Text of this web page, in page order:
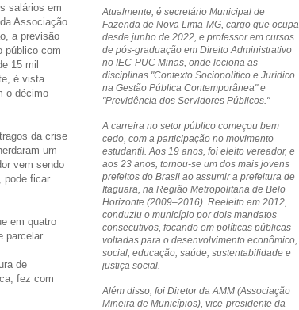
salários em
Associação
a previsão
público com
15 mil
é vista
o décimo
da crise
um
vem sendo
pode ficar
em quatro
parcelar.
de
fez com
Atualmente, é secretário Municipal de
Fazenda de Nova Lima-MG, cargo que ocupa
desde junho de 2022, e professor em cursos
de pós-graduação em Direito Administrativo
no IEC-PUC Minas, onde leciona as
disciplinas "Contexto Sociopolítico e Jurídico
na Gestão Pública Contemporânea" e
"Previdência dos Servidores Públicos."
A carreira no setor público começou bem
cedo, com a participação no movimento
estudantil. Aos 19 anos, foi eleito vereador, e
aos 23 anos, tornou-se um dos mais jovens
prefeitos do Brasil ao assumir a prefeitura de
Itaguara, na Região Metropolitana de Belo
Horizonte (2009–2016). Reeleito em 2012,
conduziu o município por dois mandatos
consecutivos, focando em políticas públicas
voltadas para o desenvolvimento econômico,
social, educação, saúde, sustentabilidade e
justiça social.
Além disso, foi Diretor da AMM (Associação
Mineira de Municípios), vice-presidente da